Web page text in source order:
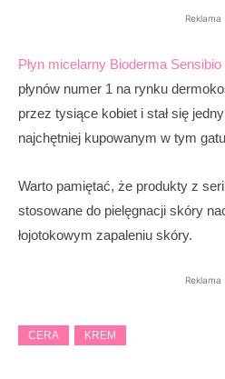
Reklama
Płyn micelarny Bioderma Sensibio
płynów numer 1 na rynku
przez tysiące kobiet i stał się
najchętniej kupowanym w tym
Warto pamiętać, że produkty z
stosowane do pielęgnacji skóry
łojotokowym zapaleniu skóry.
Reklama
CERA KREM